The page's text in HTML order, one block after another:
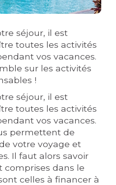
séjour, il est
toutes les activités
vos vacances.
sur les activités
!
séjour, il est
toutes les activités
vos vacances.
permettent de
votre voyage et
Il faut alors savoir
comprises dans le
celles à financer à